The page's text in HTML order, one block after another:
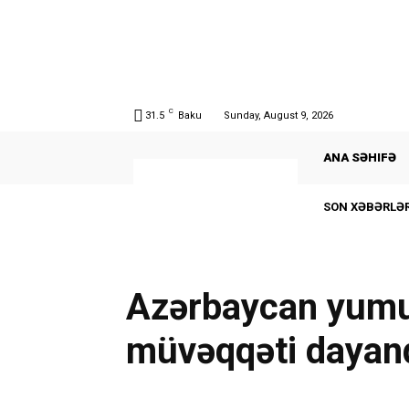
31.5 C Baku Sunday, August 9, 2026
ANA SƏHIFƏ
SON
Azərbaycan
müvəqqəti